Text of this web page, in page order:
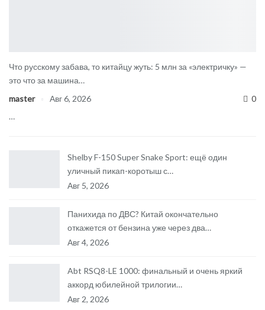
Что русскому забава, то китайцу жуть: 5 млн за «электричку» —
это что за машина…
master
Авг 6, 2026
0
…
Shelby F-150 Super Snake Sport: ещё один
уличный пикап-коротыш с…
Авг 5, 2026
Панихида по ДВС? Китай окончательно
откажется от бензина уже через два…
Авг 4, 2026
Abt RSQ8-LE 1000: финальный и очень яркий
аккорд юбилейной трилогии…
Авг 2, 2026